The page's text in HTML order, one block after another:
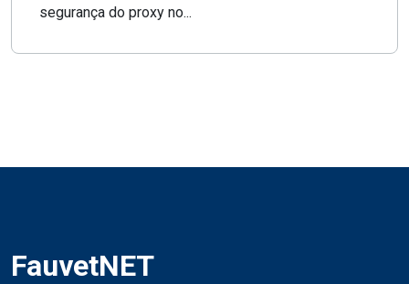
segurança do proxy no...
FauvetNET